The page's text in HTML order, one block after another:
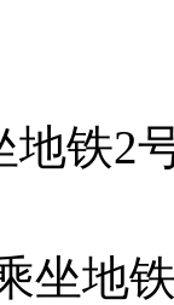
铁2
坐地